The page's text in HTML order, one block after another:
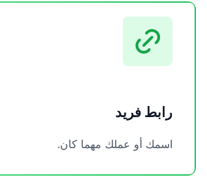
رابط فريد
اسمك أو عملك مهما كان.